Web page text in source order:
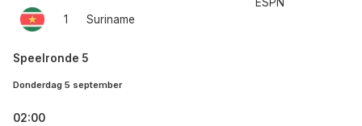
1 Suriname
ESPN
Speelronde 5
Donderdag 5 september
02:00